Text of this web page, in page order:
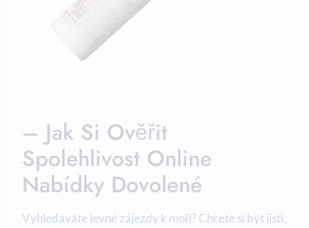
– Jak Si Ověřit⁤
Spolehlivost Online
Nabídky⁣ Dovolené
Vyhledáváte levné⁤ zájezdy⁢ k moři? Chcete si být jisti,